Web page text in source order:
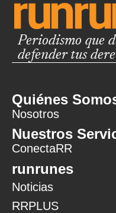
Periodismo que
defender tus
Quiénes
Nosotros
Nuestros
ConectaRR
runrunes
Noticias
RRPLUS